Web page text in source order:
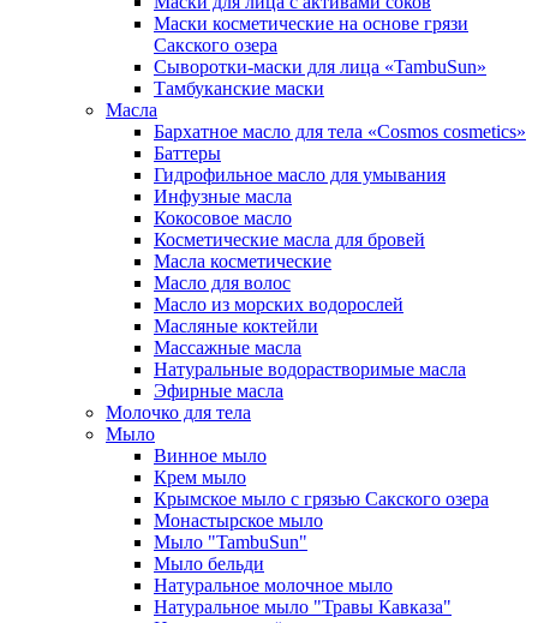
Маски косметические на основе грязи
Сакского озера
Сыворотки-маски для лица «TambuSun»
Тамбуканские маски
Масла
Бархатное масло для тела «Cosmos cosmetics»
Баттеры
Гидрофильное масло для умывания
Инфузные масла
Кокосовое масло
Косметические масла для бровей
Масла косметические
Масло для волос
Масло из морских водорослей
Масляные коктейли
Массажные масла
Натуральные водорастворимые масла
Эфирные масла
Молочко для тела
Мыло
Винное мыло
Крем мыло
Крымское мыло с грязью Сакского озера
Монастырское мыло
Мыло "TambuSun"
Мыло бельди
Натуральное молочное мыло
Натуральное мыло "Травы Кавказа"